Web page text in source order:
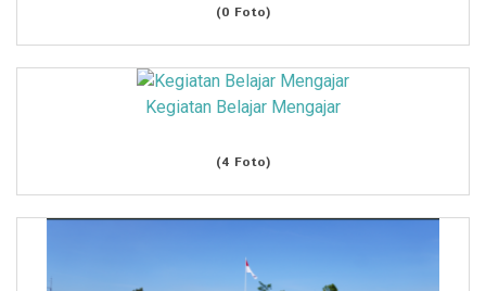
(0 Foto)
Kegiatan Belajar Mengajar
(4 Foto)